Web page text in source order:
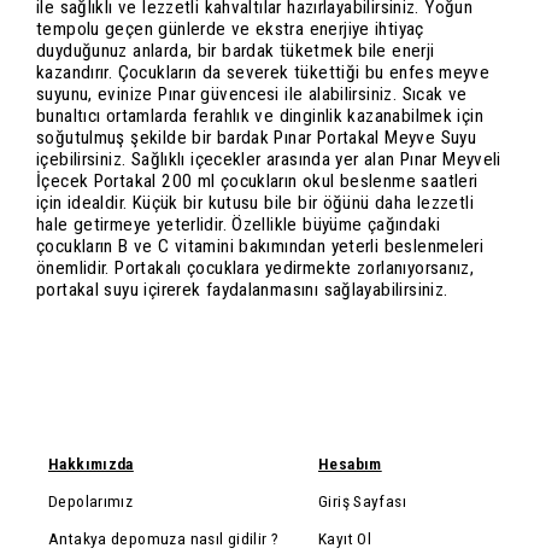
ile sağlıklı ve lezzetli kahvaltılar hazırlayabilirsiniz. Yoğun
tempolu geçen günlerde ve ekstra enerjiye ihtiyaç
duyduğunuz anlarda, bir bardak tüketmek bile enerji
kazandırır. Çocukların da severek tükettiği bu enfes meyve
suyunu, evinize Pınar güvencesi ile alabilirsiniz. Sıcak ve
bunaltıcı ortamlarda ferahlık ve dinginlik kazanabilmek için
soğutulmuş şekilde bir bardak Pınar Portakal Meyve Suyu
içebilirsiniz. Sağlıklı içecekler arasında yer alan Pınar Meyveli
İçecek Portakal 200 ml çocukların okul beslenme saatleri
için idealdir. Küçük bir kutusu bile bir öğünü daha lezzetli
hale getirmeye yeterlidir. Özellikle büyüme çağındaki
çocukların B ve C vitamini bakımından yeterli beslenmeleri
önemlidir. Portakalı çocuklara yedirmekte zorlanıyorsanız,
portakal suyu içirerek faydalanmasını sağlayabilirsiniz.
Hakkımızda
Depolarımız
Antakya depomuza nasıl gidilir ?
Hesabım
Giriş Sayfası
Kayıt Ol